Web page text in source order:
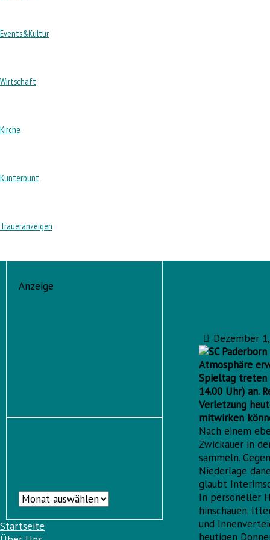
Events&Kultur
Wirtschaft
Kirche
Kunterbunt
Traueranzeigen
Dezember
Atmosphäre
Spieltag treten
14.00 Uhr) an.
Verletzung
mitwirken
Nach einem
Zwickauer in
sammeln.
Niederlage
glaubt
In personeller
hinschauen.
und
heutigen
Anzeige
Archiv
Startseite